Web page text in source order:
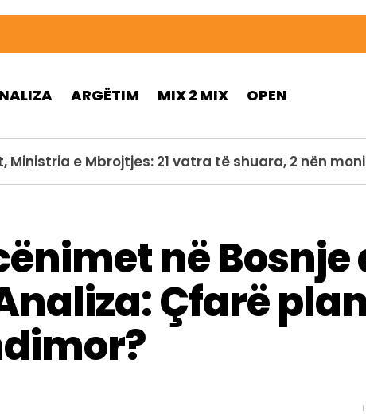
ARGËTIM MIX 2 MIX OPEN
kundër flakëve në Utah, nuk dihet gjendja
në Bosnje
Çfarë